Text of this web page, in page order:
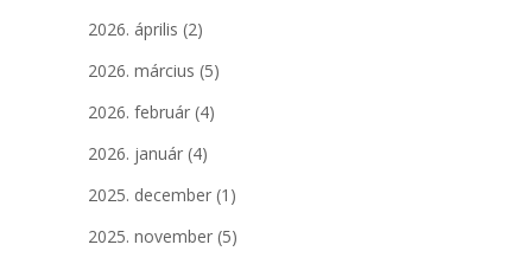
2026. április (2)
2026. március (5)
2026. február (4)
2026. január (4)
2025. december (1)
2025. november (5)